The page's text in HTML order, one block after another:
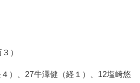
）
）、 27牛澤健（経１）、 12塩﨑悠